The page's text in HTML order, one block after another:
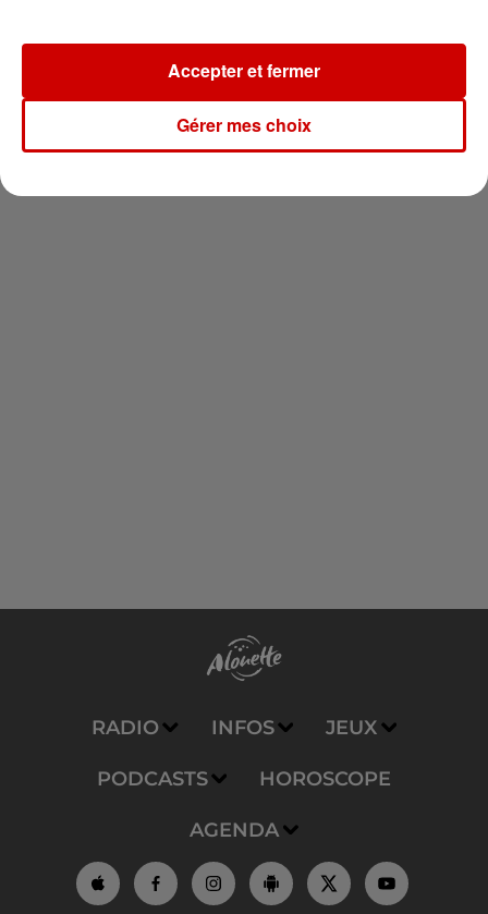
Newsletter
RADIO INFOS JEUX
PODCASTS HOROSCOPE
AGENDA
Gérer mes choix
Accepter et fermer